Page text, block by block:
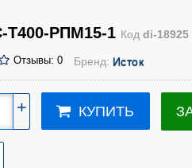
Т400-РПМ15-1 Код di-18925
Отзывы: 0 Бренд: Исток
+ КУПИТЬ